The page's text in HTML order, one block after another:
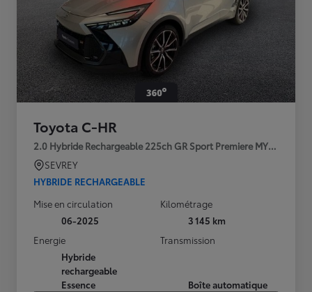
Toyota C-HR
2.0 Hybride Rechargeable 225ch GR Sport Premiere MY25
SEVREY
HYBRIDE RECHARGEABLE
Mise en circulation
06-2025
Kilométrage
3 145 km
Energie
Hybride
rechargeable
Essence
Transmission
Boîte automatique